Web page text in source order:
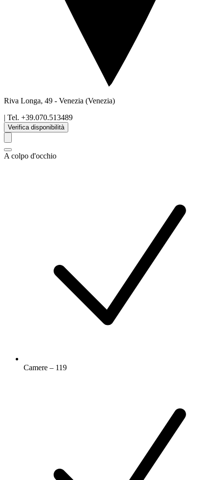
Riva Longa, 49 - Venezia (Venezia)
| Tel. +39.070.513489
Verifica disponibilità
A colpo d'occhio
Camere – 119